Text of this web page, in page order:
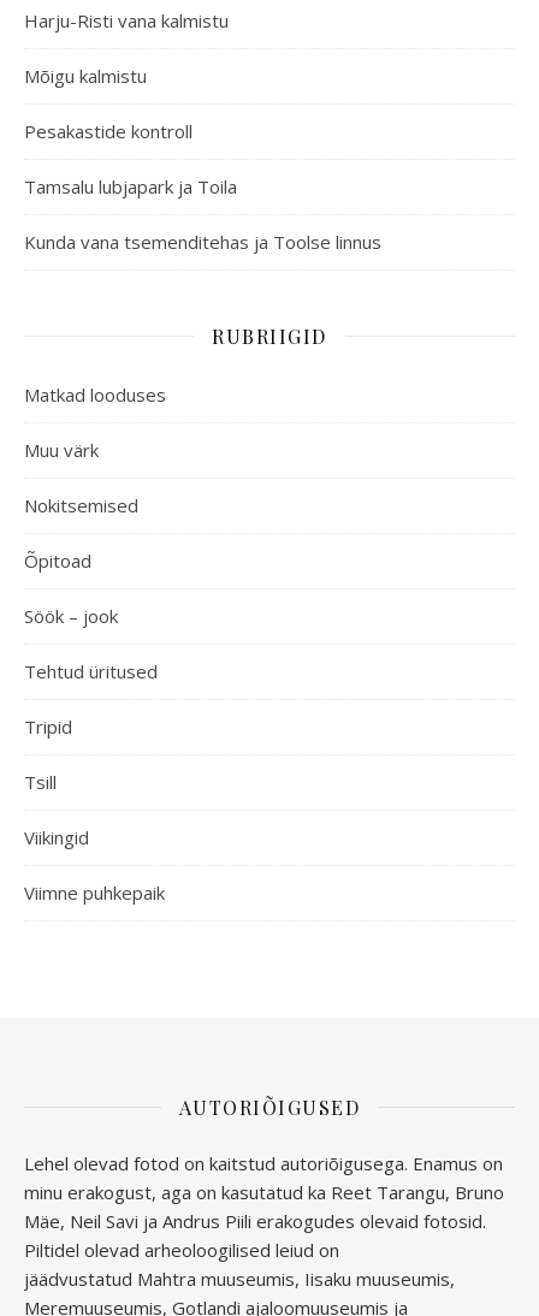
Harju-Risti vana kalmistu
Mõigu kalmistu
Pesakastide kontroll
Tamsalu lubjapark ja Toila
Kunda vana tsemenditehas ja Toolse linnus
RUBRIIGID
Matkad looduses
Muu värk
Nokitsemised
Õpitoad
Söök – jook
Tehtud üritused
Tripid
Tsill
Viikingid
Viimne puhkepaik
AUTORIÕIGUSED
Lehel olevad fotod on kaitstud autoriõigusega. Enamus on
minu erakogust, aga on kasutatud ka Reet Tarangu, Bruno
Mäe, Neil Savi ja Andrus Piili erakogudes olevaid fotosid.
Piltidel olevad arheoloogilised leiud on
jäädvustatud Mahtra muuseumis, Iisaku muuseumis,
Meremuuseumis, Gotlandi ajaloomuuseumis ja